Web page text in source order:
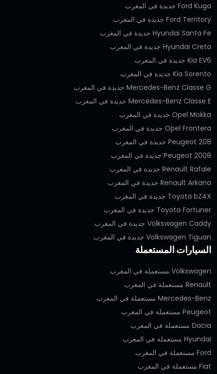
Ford Kuga جديدة في المغرب
Ford Territory جديدة في المغرب
Hyundai Santa Fe جديدة في المغرب
Hyundai Creta جديدة في المغرب
Kia EV6 جديدة في المغرب
Kia Sorento جديدة في المغرب
Mercedes-Benz Classe G جديدة في المغرب
Mercedes-Benz Classe E جديدة في المغرب
Opel Mokka جديدة في المغرب
Opel Frontera جديدة في المغرب
Peugeot 208 جديدة في المغرب
Peugeot 2008 جديدة في المغرب
Renault Rafale جديدة في المغرب
Renault Arkana جديدة في المغرب
Toyota bZ4X جديدة في المغرب
Toyota Fortuner جديدة في المغرب
Volkswagen Caddy جديدة في المغرب
Volkswagen Tiguan جديدة في المغرب
السيارات المستعملة
Volkswagen مستعملة في المغرب
Renault مستعملة في المغرب
Mercedes-Benz مستعملة في المغرب
Peugeot مستعملة في المغرب
Dacia مستعملة في المغرب
Hyundai مستعملة في المغرب
Ford مستعملة في المغرب
Fiat مستعملة في المغرب